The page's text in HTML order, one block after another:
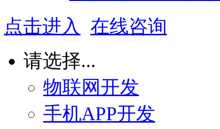
点击进入
在线咨询
请选择...
物联网开发
手机APP开发